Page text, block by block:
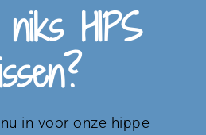
HIPS
in voor onze hippe